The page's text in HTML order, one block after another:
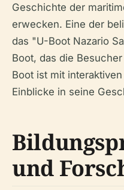
Geschichte der
erwecken. Eine der
das "U-Boot Nazario
Boot, das die
Boot ist mit
Einblicke in seine
und